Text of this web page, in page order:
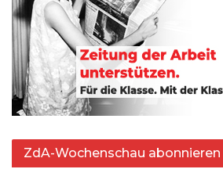
ZdA-Wochenschau abonnieren